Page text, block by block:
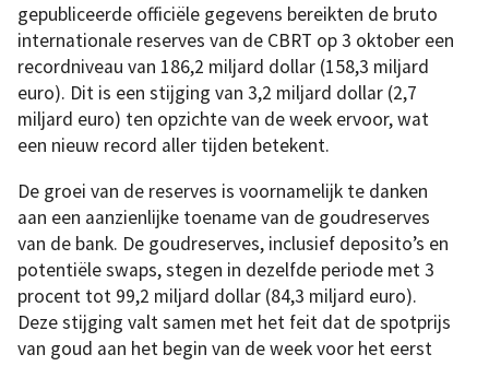
gepubliceerde officiële gegevens bereikten de bruto
internationale reserves van de CBRT op 3 oktober een
recordniveau van 186,2 miljard dollar (158,3 miljard
euro). Dit is een stijging van 3,2 miljard dollar (2,7
miljard euro) ten opzichte van de week ervoor, wat
een nieuw record aller tijden betekent.
De groei van de reserves is voornamelijk te danken
aan een aanzienlijke toename van de goudreserves
van de bank. De goudreserves, inclusief deposito’s en
potentiële swaps, stegen in dezelfde periode met 3
procent tot 99,2 miljard dollar (84,3 miljard euro).
Deze stijging valt samen met het feit dat de spotprijs
van goud aan het begin van de week voor het eerst